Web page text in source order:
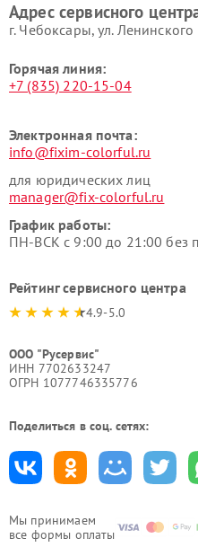
Мы принимаем
все формы оплаты
Адрес сервисного
г. Чебоксары, ул.
Горячая линия:
+7 (835) 220-15-04
Электронная почта:
info@fixim-colorful.ru
для юридических лиц
manager@fix-colorful.ru
График работы:
ПН-ВСК с 9:00 до 21:00 без
Рейтинг сервисного центра
4.9-5.0
ООО "Русервис"
ИНН 7702633247
ОГРН 1077746335776
Поделиться в соц. сетях: